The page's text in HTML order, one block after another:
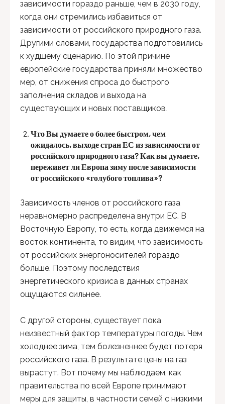
зависимости гораздо раньше, чем в 2030 году,
когда они стремились избавиться от
зависимости от российского природного газа.
Другими словами, государства подготовились
к худшему сценарию. По этой причине
европейские государства приняли множество
мер, от снижения спроса до быстрого
заполнения складов и выхода на
существующих и новых поставщиков.
Что Вы думаете о более быстром, чем
ожидалось, выходе стран ЕС из зависимости от
российского природного газа? Как вы думаете,
переживет ли Европа зиму после зависимости
от российского «голубого топлива»?
Зависимость членов от российского газа
неравномерно распределена внутри ЕС. В
Восточную Европу, то есть, когда движемся на
восток континента, то видим, что зависимость
от российских энергоносителей гораздо
больше. Поэтому последствия
энергетического кризиса в данных странах
ощущаются сильнее.
С другой стороны, существует пока
неизвестный фактор температуры погоды. Чем
холоднее зима, тем болезненнее будет потеря
российского газа. В результате цены на газ
вырастут. Вот почему мы наблюдаем, как
правительства по всей Европе принимают
меры для защиты, в частности семей с низкими